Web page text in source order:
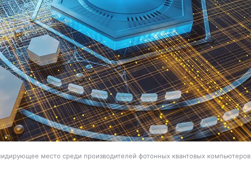
место среди производителей фотонных квантовых компьютеров